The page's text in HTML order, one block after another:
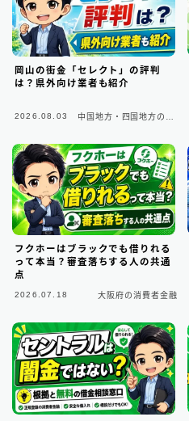
ビジネスローン 2
ファクタリング
おまとめローン 6
大手消費者金融で借りる 3
岡山の街金「セレクト」の評判
は？県外向け業者も紹介
2026.08.03
中国地方・四国地方の消
フクホーはブラックでも借りれる
って本当？審査落ちする人の共通
点
2026.07.18 大阪府の消費者金融